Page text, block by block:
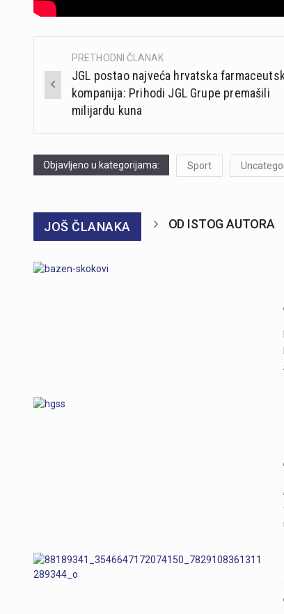
Post
navigation
PRETHODNI ČLANAK
JGL postao najveća hrvatska
kompanija: Prihodi JGL Grupe premašili
milijardu kuna
Objavljeno u kategorijama: Sport
JOŠ ČLANAKA OD ISTOG AUTORA